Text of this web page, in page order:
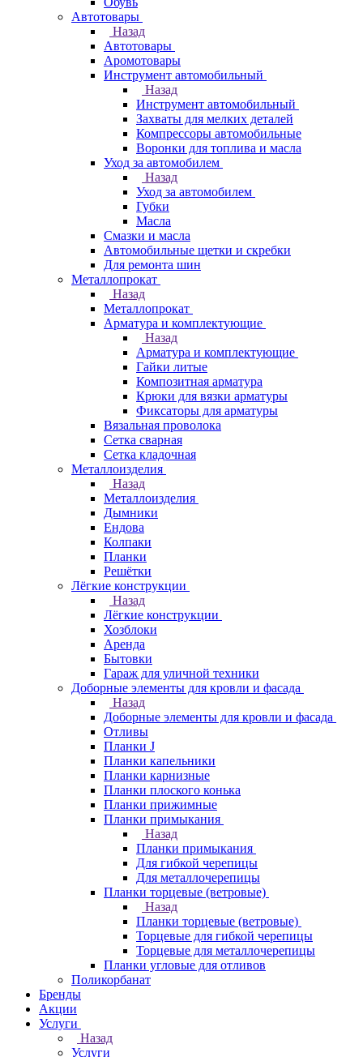
Автотовары
Назад
Автотовары
Аромотовары
Инструмент автомобильный
Назад
Инструмент автомобильный
Захваты для мелких деталей
Компрессоры автомобильные
Воронки для топлива и масла
Уход за автомобилем
Назад
Уход за автомобилем
Губки
Масла
Смазки и масла
Автомобильные щетки и скребки
Для ремонта шин
Металлопрокат
Назад
Металлопрокат
Арматура и комплектующие
Назад
Арматура и комплектующие
Гайки литые
Композитная арматура
Крюки для вязки арматуры
Фиксаторы для арматуры
Вязальная проволока
Сетка сварная
Сетка кладочная
Металлоизделия
Назад
Металлоизделия
Дымники
Ендова
Колпаки
Планки
Решётки
Лёгкие конструкции
Назад
Лёгкие конструкции
Хозблоки
Аренда
Бытовки
Гараж для уличной техники
Доборные элементы для кровли и фасада
Назад
Доборные элементы для кровли и фасада
Отливы
Планки J
Планки капельники
Планки карнизные
Планки плоского конька
Планки прижимные
Планки примыкания
Назад
Планки примыкания
Для гибкой черепицы
Для металлочерепицы
Планки торцевые (ветровые)
Назад
Планки торцевые (ветровые)
Торцевые для гибкой черепицы
Торцевые для металлочерепицы
Планки угловые для отливов
Поликорбанат
Бренды
Акции
Услуги
Назад
Услуги